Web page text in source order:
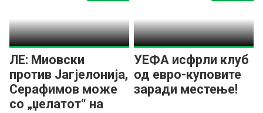
ЛЕ: Миовски
против Јагјелонија,
Серафимов може
со „џелатот“ на
УЕФА исфрли клуб
од евро-куповите
заради местење!